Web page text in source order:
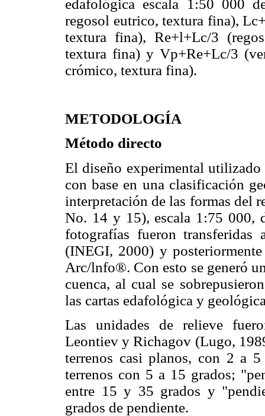
edafológica escala 1:50 000
regosol eutrico, textura fina),
textura fina), Re+l+Lc/3
textura fina) y Vp+Re+Lc/3
crómico, textura fina).
METODOLOGÍA
Método directo
El diseño experimental
con base en una clasificación
interpretación de las formas del
No. 14 y 15), escala 1:75 000,
fotografías fueron
(INEGI, 2000) y
Arc/lnfo®. Con esto se generó
cuenca, al cual se
las cartas edafológica y
Las unidades de relieve
Leontiev y Richagov (Lugo,
terrenos casi planos, con 2 a
terrenos con 5 a 15 grados;
entre 15 y 35 grados y
grados de pendiente.